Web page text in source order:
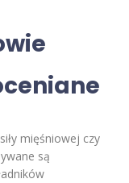
mięśniowej czy
są